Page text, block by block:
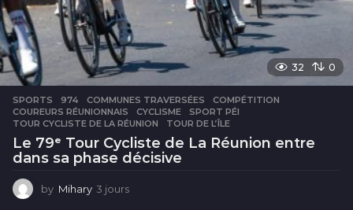
32 0
SPORTS 974 ,COMMUNES TRAVERSÉES ,COMPÉTITION
COUREURS RÉUNIONNAIS
,CYCLISME ,SPORT PÉI
TOUR CYCLISTE DE LA RÉUNION
,TOUR DE L’ÎLE
Le 79ᵉ Tour Cycliste de La Réunion entre
dans sa phase décisive
by Mihary 3 jours